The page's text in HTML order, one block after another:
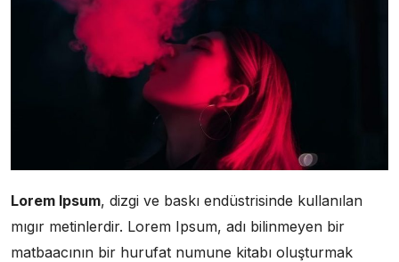
Lorem Ipsum, dizgi ve baskı endüstrisinde kullanılan
mıgır metinlerdir. Lorem Ipsum, adı bilinmeyen bir
matbaacının bir hurufat numune kitabı oluşturmak